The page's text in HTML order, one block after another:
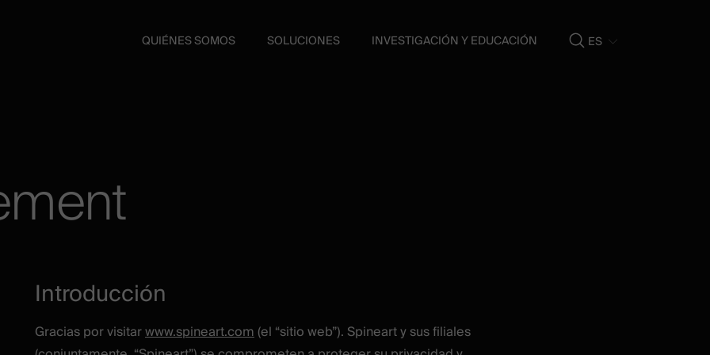
QUIÉNES SOMOS SOLUCIONES INVESTIGACIÓN Y EDUCACIÓN ES
Introducción
Gracias por visitarwww.spineart.com(el “sitio web”). Spineart y sus filiales